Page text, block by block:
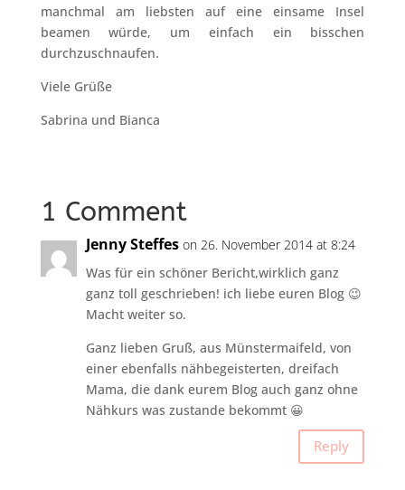
manchmal am liebsten auf eine einsame Insel
beamen würde, um einfach ein bisschen
durchzuschnaufen.
Viele Grüße
Sabrina und Bianca
1 Comment
Jenny Steffes on 26. November 2014 at 8:24
Was für ein schöner Bericht,wirklich ganz
ganz toll geschrieben! ich liebe euren Blog 😉
Macht weiter so.
Ganz lieben Gruß, aus Münstermaifeld, von
einer ebenfalls nähbegeisterten, dreifach
Mama, die dank eurem Blog auch ganz ohne
Nähkurs was zustande bekommt 😀
Reply